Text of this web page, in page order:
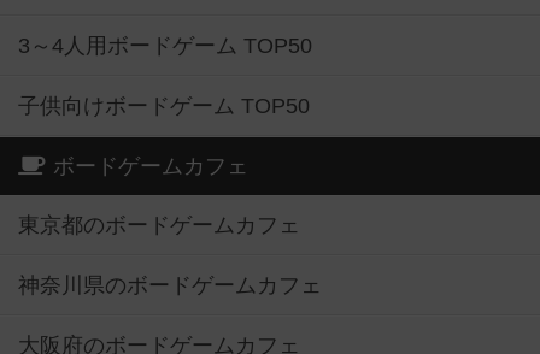
3～4人用ボードゲーム TOP50
子供向けボードゲーム TOP50
ボードゲームカフェ
東京都のボードゲームカフェ
神奈川県のボードゲームカフェ
大阪府のボードゲームカフェ